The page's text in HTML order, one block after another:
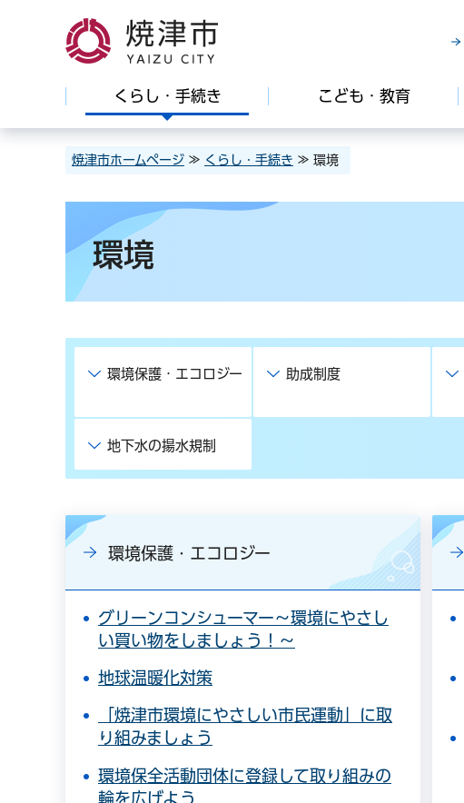
焼津市
くらし・手続き こども・教育
焼津市ホームページ ≫ くらし・手続き ≫ 環境
環境
環境保護・エコロジー 助成制度
地下水の揚水規制
環境保護・エコロジー
グリーンコンシューマー～環境にやさし
い買い物をしましょう！～
地球温暖化対策
「焼津市環境にやさしい市民運動」に取
り組みましょう
環境保全活動団体に登録して取り組みの
輪を広げよう